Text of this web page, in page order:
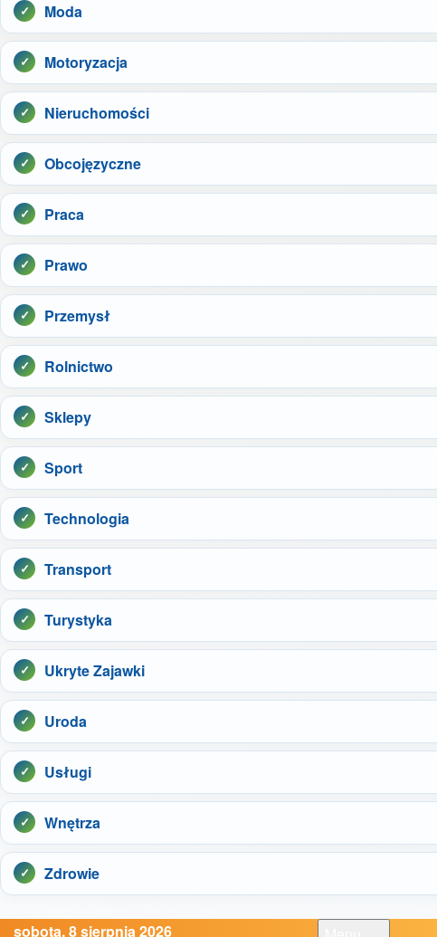
Moda
Motoryzacja
Nieruchomości
Obcojęzyczne
Praca
Prawo
Przemysł
Rolnictwo
Sklepy
Sport
Technologia
Transport
Turystyka
Ukryte Zajawki
Uroda
Usługi
Wnętrza
Zdrowie
sobota, 8 sierpnia 2026